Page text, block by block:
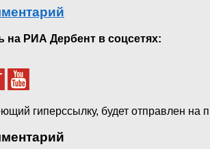
на РИА Дербент в соцсетях:
гиперссылку, будет отправлен на